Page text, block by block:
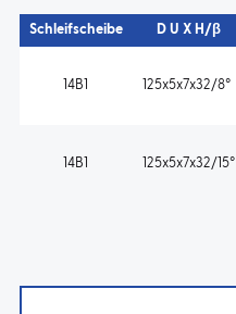
Schleifscheibe D U X H/β
14B1 125x5x7x32/8°
14B1 125x5x7x32/15°